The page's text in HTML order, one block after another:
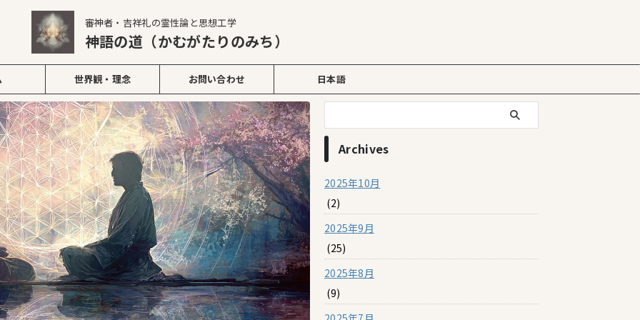
審神者・吉祥礼の霊性論と思想工学
神語の道（かむがたりのみち）
世界観・理念 お問い合わせ 日本語
Archives
2025年10月
(2)
2025年9月
(25)
2025年8月
(9)